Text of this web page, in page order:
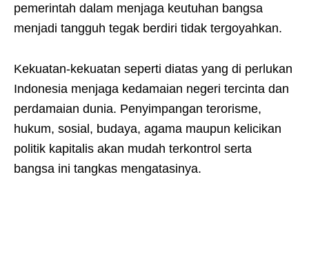
pemerintah dalam menjaga keutuhan bangsa
menjadi tangguh tegak berdiri tidak tergoyahkan.
Kekuatan-kekuatan seperti diatas yang di perlukan
Indonesia menjaga kedamaian negeri tercinta dan
perdamaian dunia. Penyimpangan terorisme,
hukum, sosial, budaya, agama maupun kelicikan
politik kapitalis akan mudah terkontrol serta
bangsa ini tangkas mengatasinya.